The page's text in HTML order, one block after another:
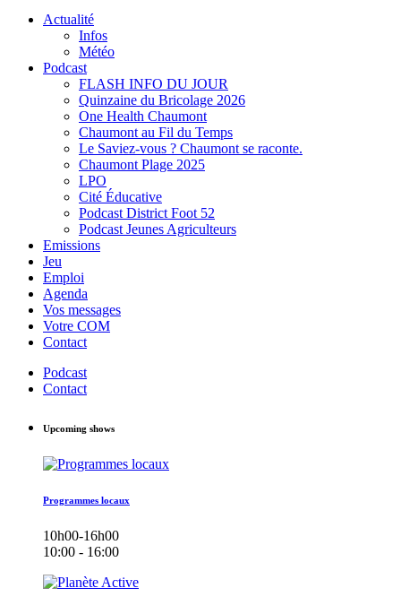
Actualité
Infos
Météo
Podcast
FLASH INFO DU JOUR
Quinzaine du Bricolage 2026
One Health Chaumont
Chaumont au Fil du Temps
Le Saviez-vous ? Chaumont se raconte.
Chaumont Plage 2025
LPO
Cité Éducative
Podcast District Foot 52
Podcast Jeunes Agriculteurs
Emissions
Jeu
Emploi
Agenda
Vos messages
Votre COM
Contact
Podcast
Contact
Upcoming shows
Programmes locaux
10h00-16h00
10:00 - 16:00